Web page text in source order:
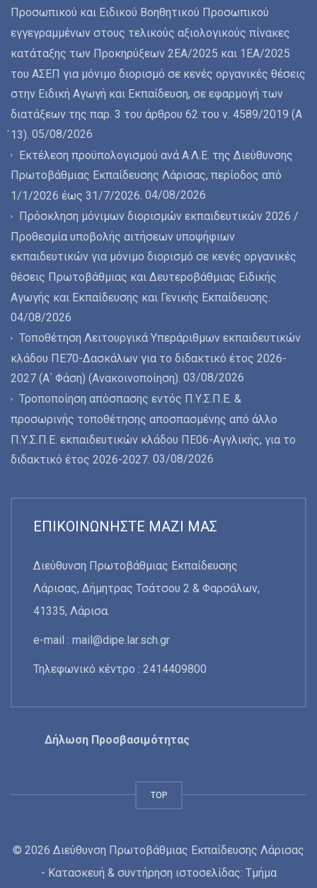
Προσωπικού και Ειδικού Βοηθητικού Προσωπικού
εγγεγραμμένων στους τελικούς αξιολογικούς πίνακες
κατάταξης των Προκηρύξεων 2ΕΑ/2025 και 1ΕΑ/2025
του ΑΣΕΠ για μόνιμο διορισμό σε κενές οργανικές θέσεις
στην Ειδική Αγωγή και Εκπαίδευση, σε εφαρμογή των
διατάξεων της παρ. 3 του άρθρου 62 του ν. 4589/2019 (Α
́13). 05/08/2026
Εκτέλεση προϋπολογισμού ανά Α.Λ.Ε. της Διεύθυνσης
Πρωτοβάθμιας Εκπαίδευσης Λάρισας, περίοδος από
1/1/2026 έως 31/7/2026. 04/08/2026
Πρόσκληση μόνιμων διορισμών εκπαιδευτικών 2026 /
Προθεσμία υποβολής αιτήσεων υποψήφιων
εκπαιδευτικών για μόνιμο διορισμό σε κενές οργανικές
θέσεις Πρωτοβάθμιας και Δευτεροβάθμιας Ειδικής
Αγωγής και Εκπαίδευσης και Γενικής Εκπαίδευσης.
04/08/2026
Τοποθέτηση Λειτουργικά Υπεράριθμων εκπαιδευτικών
κλάδου ΠΕ70-Δασκάλων για το διδακτικό έτος 2026-
2027 (Α΄ Φάση) (Ανακοινοποίηση). 03/08/2026
Τροποποίηση απόσπασης εντός Π.Υ.Σ.Π.Ε. &
προσωρινής τοποθέτησης αποσπασμένης από άλλο
Π.Υ.Σ.Π.Ε. εκπαιδευτικών κλάδου ΠΕ06-Αγγλικής, για το
διδακτικό έτος 2026-2027. 03/08/2026
ΕΠΙΚΟΙΝΩΝΉΣΤΕ ΜΑΖΊ ΜΑΣ
Διεύθυνση Πρωτοβάθμιας Εκπαίδευσης
Λάρισας, Δήμητρας Τσάτσου 2 & Φαρσάλων,
41335, Λάρισα.
e-mail : mail@dipe.lar.sch.gr
Τηλεφωνικό κέντρο : 2414409800
Δήλωση Προσβασιμότητας
TOP
© 2026 Διεύθυνση Πρωτοβάθμιας Εκπαίδευσης Λάρισας
- Κατασκευή & συντήρηση ιστοσελίδας: Τμήμα